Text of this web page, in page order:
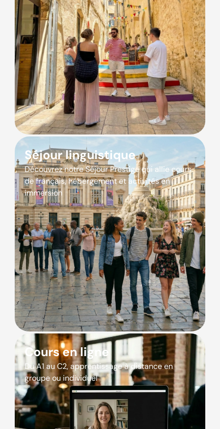
Séjour linguistique
Découvrez notre Séjour Prestige qui allie cours
de français, hébergement et activités en
immersion
Cours en ligne
Du A1 au C2, apprentissage à distance en
groupe ou individuel